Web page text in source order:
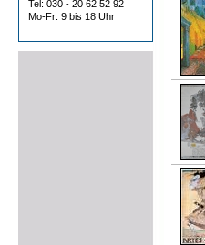
Tel: 030 - 20 62 52 92
Mo-Fr: 9 bis 18 Uhr